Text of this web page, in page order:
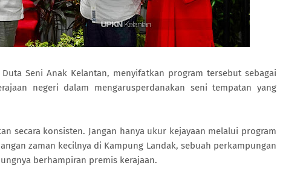
Seni Anak Kelantan, menyifatkan program tersebut sebagai
negeri dalam mengarusperdanakan seni tempatan yang
secara konsisten. Jangan hanya ukur kejayaan melalui program
zaman kecilnya di Kampung Landak, sebuah perkampungan
berhampiran premis kerajaan.